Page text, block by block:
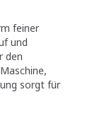
feiner
und
den
sorgt für